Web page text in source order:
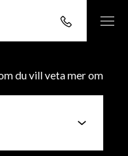
du vill veta mer om